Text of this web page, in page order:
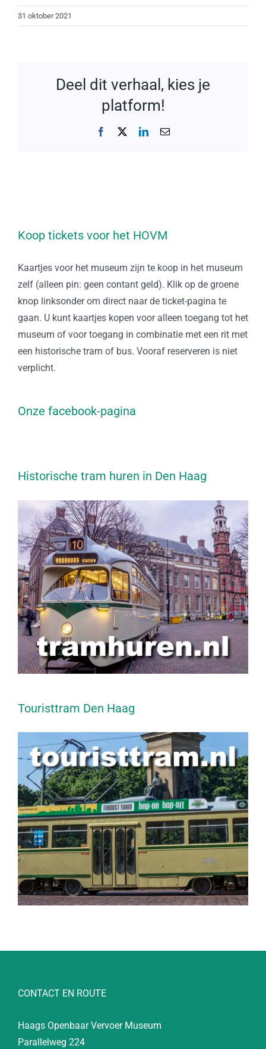
31 oktober 2021
Deel dit verhaal, kies je
platform!
Facebook LinkedIn
E-
Koop tickets voor het HOVM
Kaartjes voor het museum zijn te koop in het museum
zelf (alleen pin: geen contant geld). Klik op de groene
knop linksonder om direct naar de ticket-pagina te
gaan. U kunt kaartjes kopen voor alleen toegang tot het
museum of voor toegang in combinatie met een rit met
een historische tram of bus. Vooraf reserveren is niet
verplicht.
Onze facebook-pagina
Historische tram huren in Den Haag
Touristtram Den Haag
CONTACT EN ROUTE
Haags Openbaar Vervoer Museum
Parallelweg 224